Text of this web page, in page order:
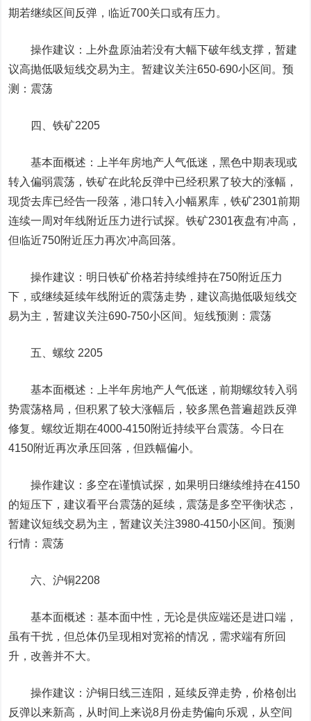
期若继续区间反弹，临近700关口或有压力。
操作建议：上外盘原油若没有大幅下破年线支撑，暂建
议高抛低吸短线交易为主。暂建议关注650-690小区间。预
测：震荡
四、铁矿2205
基本面概述：上半年房地产人气低迷，黑色中期表现或
转入偏弱震荡，铁矿在此轮反弹中已经积累了较大的涨幅，
现货去库已经告一段落，港口转入小幅累库，铁矿2301前期
连续一周对年线附近压力进行试探。铁矿2301夜盘有冲高，
但临近750附近压力再次冲高回落。
操作建议：明日铁矿价格若持续维持在750附近压力
下，或继续延续年线附近的震荡走势，建议高抛低吸短线交
易为主，暂建议关注690-750小区间。短线预测：震荡
五、螺纹 2205
基本面概述：上半年房地产人气低迷，前期螺纹转入弱
势震荡格局，但积累了较大涨幅后，较多黑色普遍超跌反弹
修复。螺纹近期在4000-4150附近持续平台震荡。今日在
4150附近再次承压回落，但跌幅偏小。
操作建议：多空在谨慎试探，如果明日继续维持在4150
的短压下，建议看平台震荡的延续，震荡是多空平衡状态，
暂建议短线交易为主，暂建议关注3980-4150小区间。预测
行情：震荡
六、沪铜2208
基本面概述：基本面中性，无论是供应端还是进口端，
虽有干扰，但总体仍呈现相对宽裕的情况，需求端有所回
升，改善并不大。
操作建议：沪铜日线三连阳，延续反弹走势，价格创出
反弹以来新高，从时间上来说8月份走势偏向乐观，从空间